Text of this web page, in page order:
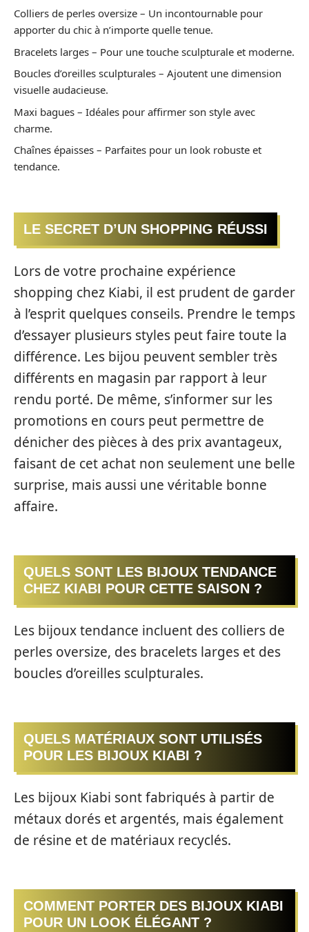
Colliers de perles oversize – Un incontournable pour
apporter du chic à n’importe quelle tenue.
Bracelets larges – Pour une touche sculpturale et moderne.
Boucles d’oreilles sculpturales – Ajoutent une dimension
visuelle audacieuse.
Maxi bagues – Idéales pour affirmer son style avec
charme.
Chaînes épaisses – Parfaites pour un look robuste et
tendance.
LE SECRET D’UN SHOPPING RÉUSSI
Lors de votre prochaine expérience
shopping chez Kiabi, il est prudent de garder
à l’esprit quelques conseils. Prendre le temps
d’essayer plusieurs styles peut faire toute la
différence. Les bijou peuvent sembler très
différents en magasin par rapport à leur
rendu porté. De même, s’informer sur les
promotions en cours peut permettre de
dénicher des pièces à des prix avantageux,
faisant de cet achat non seulement une belle
surprise, mais aussi une véritable bonne
affaire.
QUELS SONT LES BIJOUX TENDANCE
CHEZ KIABI POUR CETTE SAISON ?
Les bijoux tendance incluent des colliers de
perles oversize, des bracelets larges et des
boucles d’oreilles sculpturales.
QUELS MATÉRIAUX SONT UTILISÉS
POUR LES BIJOUX KIABI ?
Les bijoux Kiabi sont fabriqués à partir de
métaux dorés et argentés, mais également
de résine et de matériaux recyclés.
COMMENT PORTER DES BIJOUX KIABI
POUR UN LOOK ÉLÉGANT ?